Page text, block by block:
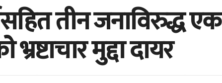
तीन जनाविरुद्ध एक
मुद्दा दायर